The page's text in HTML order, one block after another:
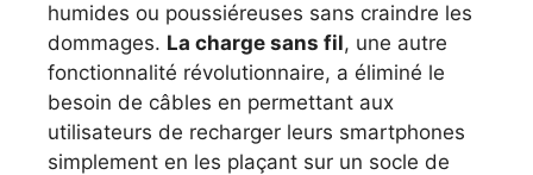
humides ou poussiéreuses sans craindre les
dommages. La charge sans fil, une autre
fonctionnalité révolutionnaire, a éliminé le
besoin de câbles en permettant aux
utilisateurs de recharger leurs smartphones
simplement en les plaçant sur un socle de